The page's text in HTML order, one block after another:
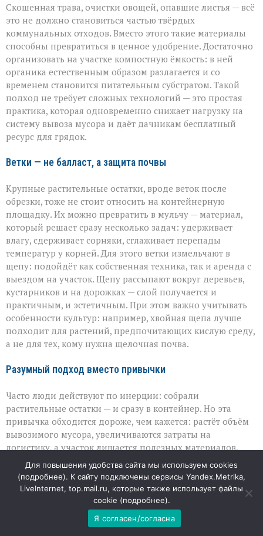
Скошенная трава, очистки овощей, опавшие листья — всё
это не должно становиться частью твёрдых
коммунальных отходов. Вместо этого такие материалы
способны превратиться в ценное удобрение. Достаточно
организовать на участке компостную ёмкость: в ней
органика естественным образом разлагается и со
временем становится питательным субстратом. Такой
подход не требует сложных технологий — это простая
практика, которая одновременно снижает нагрузку на
систему вывоза мусора и даёт дачникам бесплатный
ресурс для грядок.
Ветки — не балласт, а защита почвы
Крупные растительные остатки, вроде веток после
обрезки, тоже не стоит относить на контейнерную
площадку. Их можно превратить в мульчу — материал,
который решает сразу несколько задач: удерживает
влагу, сдерживает сорняки, сглаживает перепады
температур у корней. Для этого ветки измельчают в
щепу: подойдёт как собственная техника, так и аренда с
выездом на участок. Щепу рассыпают вокруг деревьев,
кустарников и на дорожках — слой получается и
практичным, и эстетичным. При этом важно учитывать
особенности культур: например, хвойная щепа лучше
подходит для растений, предпочитающих кислую среду,
а не для тех, кому нужна щелочная почва.
Разумный подход вместо привычки
Часто люди действуют по инерции: собрали
растительные остатки — и сразу в контейнер. Но эта
привычка обходится дороже, чем кажется: растёт объём
вывозимого мусора, увеличиваются затраты на
логистику, а участок лишается полезных материалов.
Компостирование и мульчирование — это не про возврат
к «старым методам», а про рациональное использование
того, что уже есть под рукой. Такие практики не требуют
специальных навыков, зато дают ощутимый эффект:
меньше отходов, больше пользы для огорода и сада.
Для повышения удобства сайта мы используем cookies
(подробнее). К сайту подключены сервисы Yandex.Metrika,
LiveInternet, top.mail.ru, которые также использует файлы
cookie (подробнее).
Я согласен/согласна